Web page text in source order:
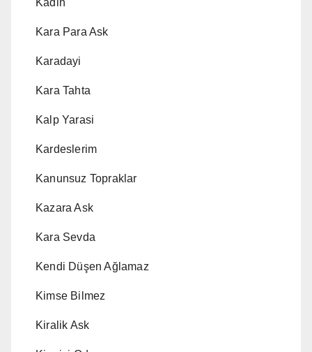
Kara Para Ask
Karadayi
Kara Tahta
Kalp Yarasi
Kardeslerim
Kanunsuz Topraklar
Kazara Ask
Kara Sevda
Kendi Düşen Ağlamaz
Kimse Bilmez
Kiralik Ask